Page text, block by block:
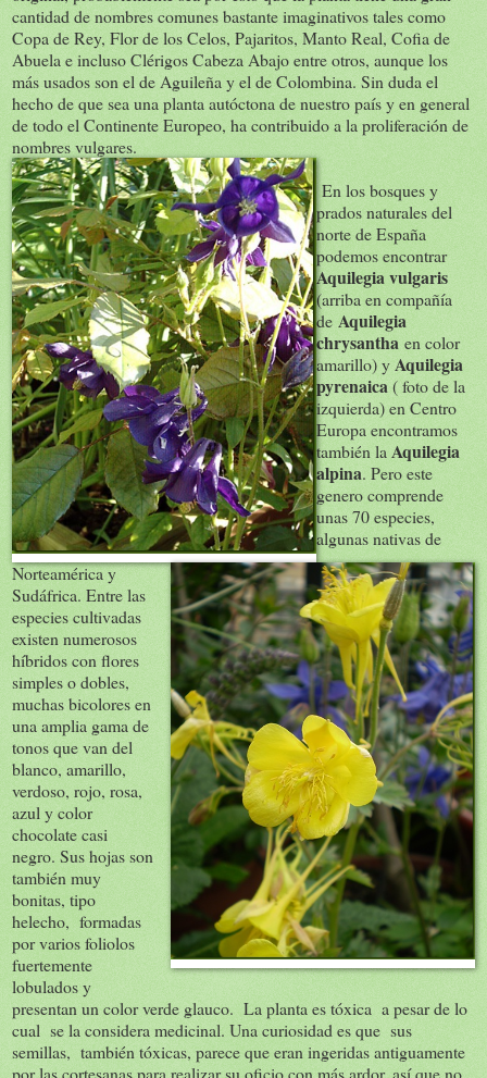
cantidad de nombres comunes bastante imaginativos tales como
Copa de Rey, Flor de los Celos, Pajaritos, Manto Real, Cofia de
Abuela e incluso Clérigos Cabeza Abajo entre otros, aunque los
más usados son el de Aguileña y el de Colombina. Sin duda el
hecho de que sea una planta autóctona de nuestro país y en general
de todo el Continente Europeo, ha contribuido a la proliferación de
nombres vulgares.
En los bosques y
prados naturales del
norte de España
podemos encontrar
Aquilegia vulgaris
(arriba en compañía
de Aquilegia
chrysantha en color
amarillo) yAquilegia
pyrenaica( foto de la
izquierda) en Centro
Europa encontramos
también la Aquilegia
alpina. Pero este
genero comprende
unas 70 especies,
algunas nativas de
Norteamérica y
Sudáfrica. Entre las
especies cultivadas
existen numerosos
híbridos con flores
simples o dobles,
muchas bicolores en
una amplia gama de
tonos que van del
blanco, amarillo,
verdoso, rojo, rosa,
azul y color
chocolate casi
negro. Sus hojas son
también muy
bonitas, tipo
helecho, formadas
por varios foliolos
fuertemente
lobulados y
presentan un color verde glauco. La planta es tóxica a pesar de lo
cual se la considera medicinal. Una curiosidad es que sus
semillas, también tóxicas, parece que eran ingeridas antiguamente
por las cortesanas para realizar su oficio con más ardor, así que no